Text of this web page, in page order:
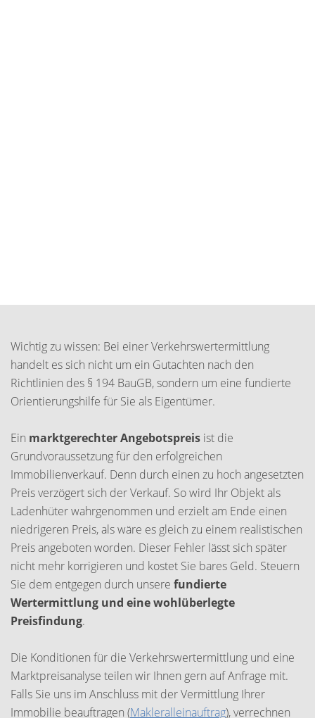
Wichtig zu wissen: Bei einer Verkehrswertermittlung
handelt es sich nicht um ein Gutachten nach den
Richtlinien des § 194 BauGB, sondern um eine fundierte
Orientierungshilfe für Sie als Eigentümer.
Ein marktgerechter Angebotspreis ist die
Grundvoraussetzung für den erfolgreichen
Immobilienverkauf. Denn durch einen zu hoch angesetzten
Preis verzögert sich der Verkauf. So wird Ihr Objekt als
Ladenhüter wahrgenommen und erzielt am Ende einen
niedrigeren Preis, als wäre es gleich zu einem realistischen
Preis angeboten worden. Dieser Fehler lässt sich später
nicht mehr korrigieren und kostet Sie bares Geld. Steuern
Sie dem entgegen durch unsere fundierte
Wertermittlung und eine wohlüberlegte
Preisfindung.
Die Konditionen für die Verkehrswertermittlung und eine
Marktpreisanalyse teilen wir Ihnen gern auf Anfrage mit.
Falls Sie uns im Anschluss mit der Vermittlung Ihrer
Immobilie beauftragen (Makleralleinauftrag), verrechnen